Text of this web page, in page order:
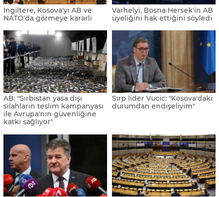
İngiltere, Kosova'yı AB ve
NATO'da görmeye kararlı
Varhelyi, Bosna Hersek'in AB
üyeliğini hak ettiğini söyledi
AB: "Sırbistan yasa dışı
silahların teslim kampanyası
ile Avrupa'nın güvenliğine
katkı sağlıyor"
Sırp lider Vucic: "Kosova'daki
durumdan endişeliyim"